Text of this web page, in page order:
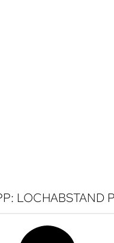
LOCHABSTAND